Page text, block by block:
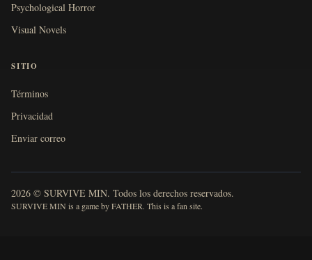
Psychological Horror
Visual Novels
SITIO
Términos
Privacidad
Enviar correo
2026 © SURVIVE MIN. Todos los derechos reservados.
SURVIVE MIN is a game by FATHER. This is a fan site.